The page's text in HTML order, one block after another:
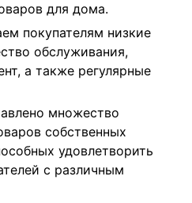
для дома.
покупателям низкие
обслуживания,
а также регулярные
множество
собственных
удовлетворить
с различным